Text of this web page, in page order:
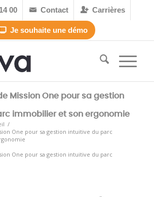
00  Contact Carrières
Je souhaite une démo
Mission One pour sa gestion
immobilier et son ergonomie
/
One pour sa gestion intuitive du parc
One pour sa gestion intuitive du parc